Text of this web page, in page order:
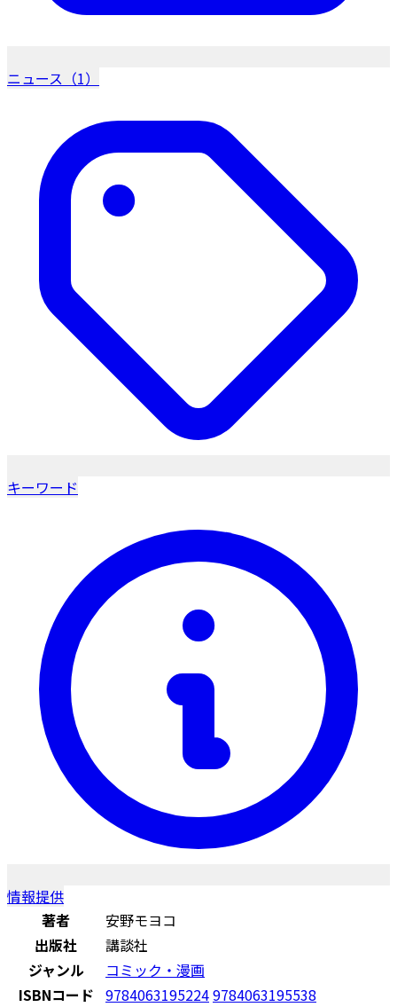
ニュース（1）
キーワード
情報提供
著者
安野モヨコ
出版社
講談社
ジャンル
コミック・漫画
ISBNコード 97840631952249784063195538